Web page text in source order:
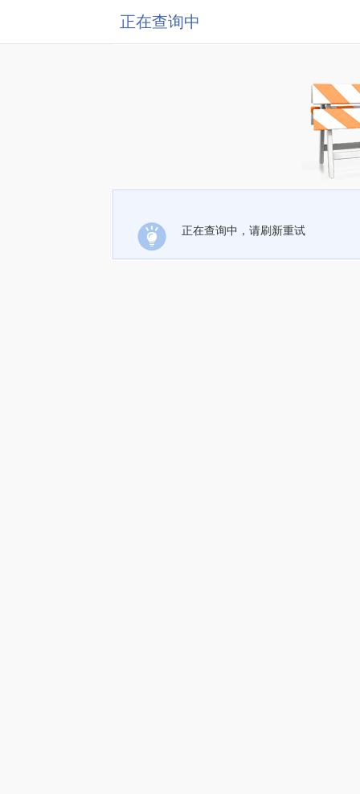
正在查询中
正在查询中，请刷新重试